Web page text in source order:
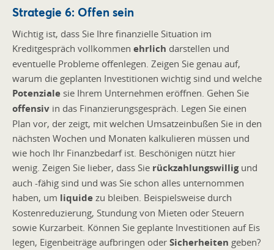
Strategie 6: Offen sein
Wichtig ist, dass Sie Ihre finanzielle Situation im
Kreditgespräch vollkommen ehrlich darstellen und
eventuelle Probleme offenlegen. Zeigen Sie genau auf,
warum die geplanten Investitionen wichtig sind und welche
Potenziale sie Ihrem Unternehmen eröffnen. Gehen Sie
offensiv in das Finanzierungsgespräch. Legen Sie einen
Plan vor, der zeigt, mit welchen Umsatzeinbußen Sie in den
nächsten Wochen und Monaten kalkulieren müssen und
wie hoch Ihr Finanzbedarf ist. Beschönigen nützt hier
wenig. Zeigen Sie lieber, dass Sie rückzahlungswilligund
auch -fähig sind und was Sie schon alles unternommen
haben, um liquide zu bleiben. Beispielsweise durch
Kostenreduzierung, Stundung von Mieten oder Steuern
sowie Kurzarbeit. Können Sie geplante Investitionen auf Eis
legen, Eigenbeiträge aufbringen oder Sicherheiten geben?